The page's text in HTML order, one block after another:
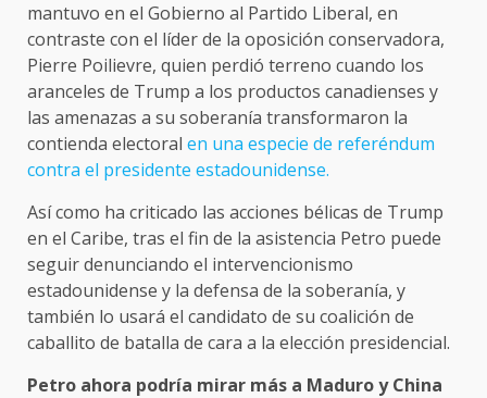
mantuvo en el Gobierno al Partido Liberal, en
contraste con el líder de la oposición conservadora,
Pierre Poilievre, quien perdió terreno cuando los
aranceles de Trump a los productos canadienses y
las amenazas a su soberanía transformaron la
contienda electoral en una especie de referéndum
contra el presidente estadounidense.
Así como ha criticado las acciones bélicas de Trump
en el Caribe, tras el fin de la asistencia Petro puede
seguir denunciando el intervencionismo
estadounidense y la defensa de la soberanía, y
también lo usará el candidato de su coalición de
caballito de batalla de cara a la elección presidencial.
Petro ahora podría mirar más a Maduro y China